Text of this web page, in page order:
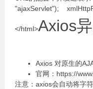
"ajaxServlet");
</html>Axios
Axios 对原生的
官网：https://
注意：axios会自动将字